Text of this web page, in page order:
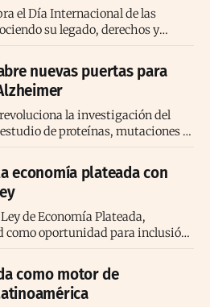
el Día Internacional de las
su legado, derechos y
nuevas puertas para
la investigación del
de proteínas, mutaciones y
economía plateada con
de Economía Plateada,
como oportunidad para inclusión,
como motor de